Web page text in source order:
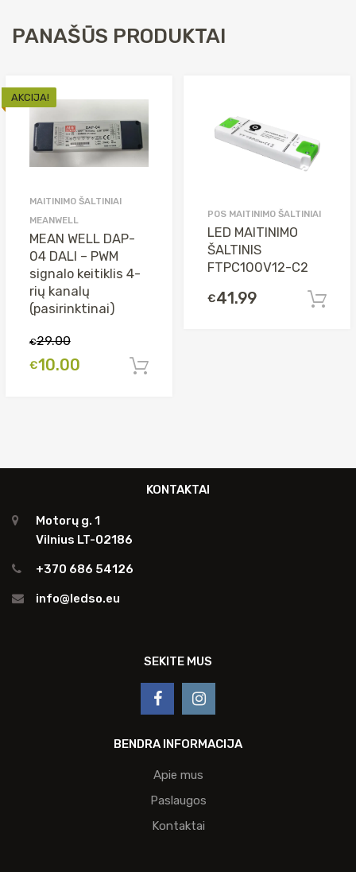
SP-
200-
PANAŠŪS PRODUKTAI
AKCIJA!
MAITINIMO ŠALTINIAI
MEANWELL
MEAN WELL DAP-
04 DALI – PWM
signalo keitiklis 4-
rių kanalų
(pasirinktinai)
€29.00
Original
€10.00Current
POS MAITINIMO ŠALTINIAI
LED MAITINIMO
ŠALTINIS
FTPC100V12-C2
€41.99
KONTAKTAI
Motorų g. 1
Vilnius LT-02186
+370 686 54126
info@ledso.eu
SEKITE MUS
BENDRA INFORMACIJA
Apie mus
Paslaugos
Kontaktai